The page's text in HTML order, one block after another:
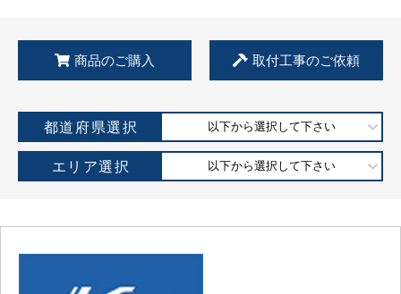
商品のご購入 取付工事のご依頼
都道府県選択 以下から選択して下さい
エリア選択 以下から選択して下さい